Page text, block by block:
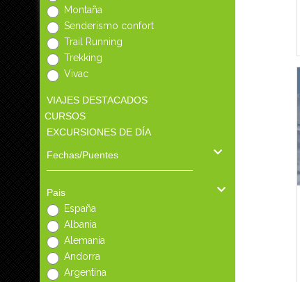
Montaña
Senderismo confort
Trail Running
Trekking
Vivac
VIAJES DESTACADOS
CURSOS
EXCURSIONES DE DÍA
Fechas/Puentes
Pais
España
Albania
Alemania
Andorra
Argentina